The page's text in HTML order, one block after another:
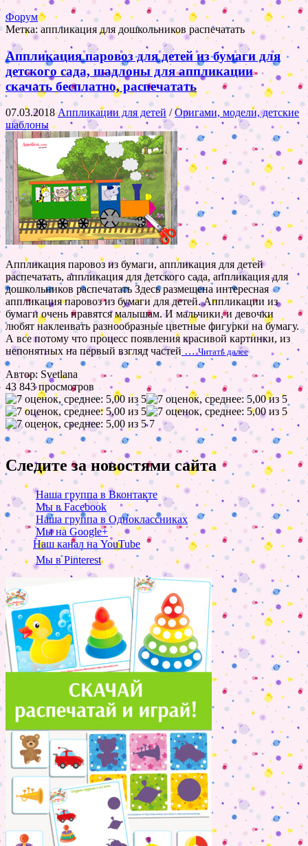
Форум
Метка:аппликация для дошкольников распечатать
Аппликация паровоз для детей из бумаги для
детского сада, шадлоны для аппликации
скачать бесплатно, распечатать
07.03.2018Аппликации для детей /Оригами, модели, детские
шаблоны
Аппликация паровоз из бумаги, аппликация для детей
распечатать, аппликация для детского сада, аппликация для
дошкольников распечатать Здесь размещена интересная
аппликация паровоз из бумаги для детей. Аппликации из
бумаги очень нравятся малышам. И мальчики, и девочки
любят наклеивать разнообразные цветные фигурки на бумагу.
А все потому что процесс появления красивой картинки, из
непонятных на первый взгляд частей …Читать далее
Автор: Svetlana
43 843 просмотров
7
Следите за новостями сайта
Наша группа в Вконтакте
Мы в Facebook
Наша группа в Одноклассниках
Мы на Google+
Наш канал на YouTube
Мы в Pinterest